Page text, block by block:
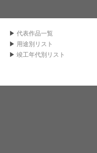
▶ 代表作品一覧
▶ 用途別リスト
▶ 竣工年代別リスト